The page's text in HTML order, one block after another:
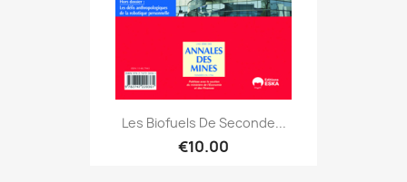
Les Biofuels De Seconde...
€10.00